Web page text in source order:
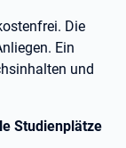
Die
Ein
und
Studienplätze